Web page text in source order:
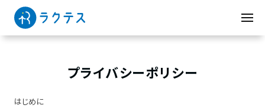
プライバシーポリシー
はじめに